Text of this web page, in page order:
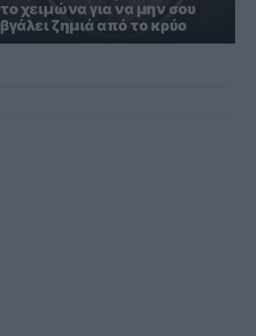
το χειμώνα για να μην σου
βγάλει ζημιά από το κρύο